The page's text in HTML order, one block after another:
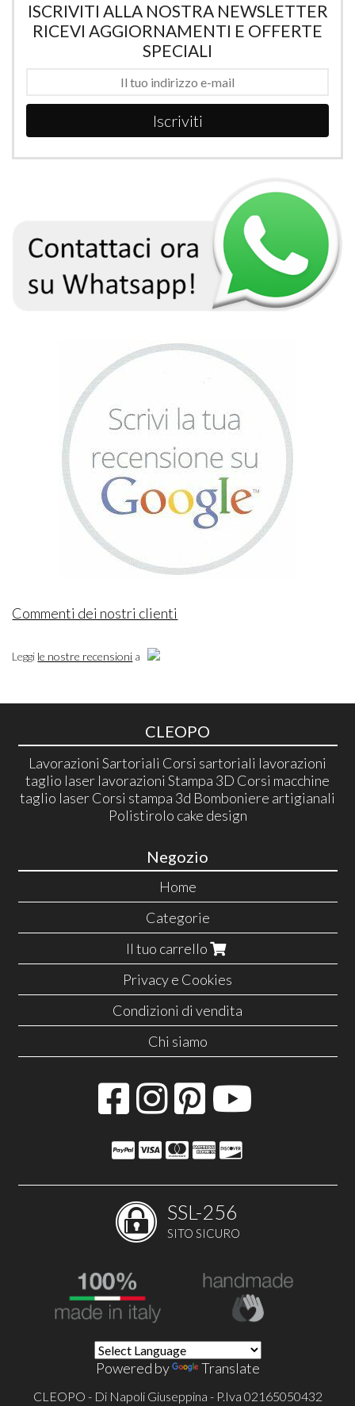
ISCRIVITI ALLA NOSTRA NEWSLETTER
RICEVI AGGIORNAMENTI E OFFERTE
SPECIALI
Iscriviti
Commenti dei nostri clienti
Leggi le nostre recensioni a
CLEOPO
Lavorazioni Sartoriali Corsi sartoriali lavorazioni
taglio laser lavorazioni Stampa 3D Corsi macchine
taglio laser Corsi stampa 3d Bomboniere artigianali
Polistirolo cake design
Negozio
Home
Categorie
Il tuo carrello
Privacy e Cookies
Condizioni di vendita
Chi siamo
SSL-256
SITO SICURO
Powered by Translate
CLEOPO - Di Napoli Giuseppina - P.Iva 02165050432